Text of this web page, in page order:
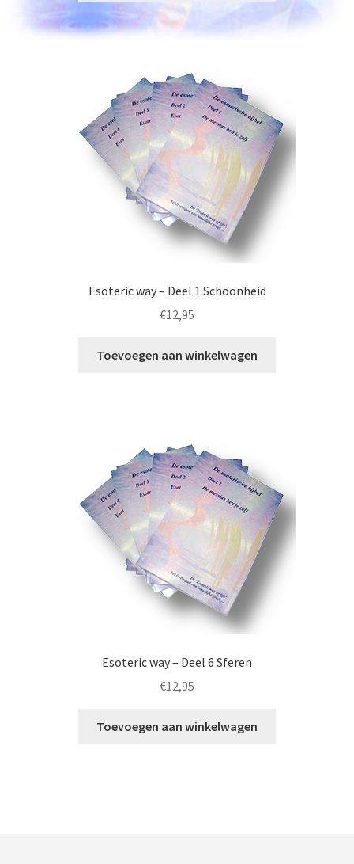
Esoteric way – Deel 1 Schoonheid
€12,95
Toevoegen aan winkelwagen
Esoteric way – Deel 6 Sferen
€12,95
Toevoegen aan winkelwagen